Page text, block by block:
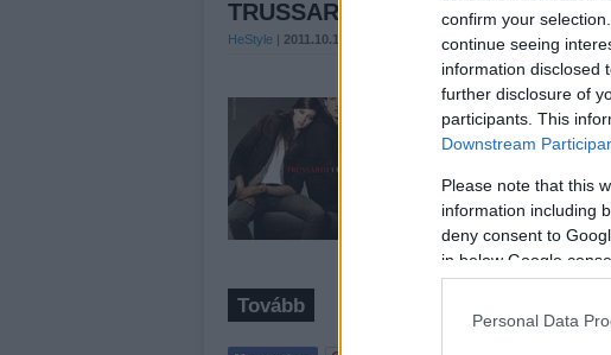
confirm your
continue seeing
information disclosed
further disclosure of
participants. This
Downstream
Please note that this
information including
deny consent to
in below Google
Personal Data
TRUSSARDI JEANS ŐSZI
HeStyle | 2011.10.10 11:40 SZÓLJ HOZZÁ!
Egy rövid kampány betekintéssel
Trussardi Jeans új, 2011-2012-es
népszerűsítő kampány, melyben Hugo
Tovább